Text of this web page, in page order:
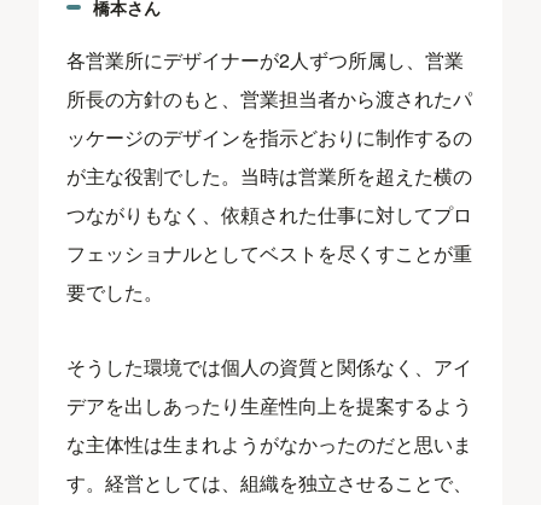
橋本さん
各営業所にデザイナーが2人ずつ所属し、営業
所長の方針のもと、営業担当者から渡されたパ
ッケージのデザインを指示どおりに制作するの
が主な役割でした。当時は営業所を超えた横の
つながりもなく、依頼された仕事に対してプロ
フェッショナルとしてベストを尽くすことが重
要でした。
そうした環境では個人の資質と関係なく、アイ
デアを出しあったり生産性向上を提案するよう
な主体性は生まれようがなかったのだと思いま
す。経営としては、組織を独立させることで、